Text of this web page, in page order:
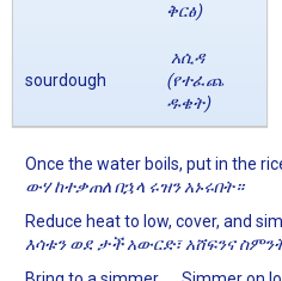
ቅርፅ)
sourdough
አሲዳ
(የተፈጨ
ዱቄት)
Once the water boils, put in the
ውሃ ከተቃጠለ በኋላ ሩዝን አኑሩበት።
Reduce heat to low, cover, and
እሳቱን ወደ ታች አውርድ፣ አሸፍንና